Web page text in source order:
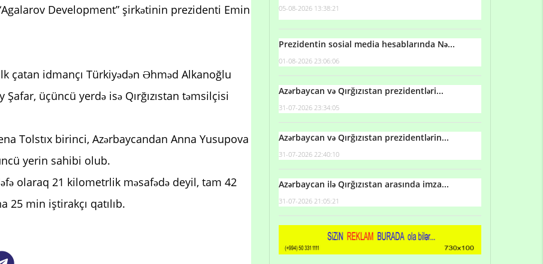
Development” şirkətinin prezidenti Emin
çatan idmançı Türkiyədən Əhməd Alkanoğlu
üçüncü yerdə isə Qırğızıstan təmsilçisi
Tolstıx birinci, Azərbaycandan Anna Yusupova
yerin sahibi olub.
olaraq 21 kilometrlik məsafədə deyil, tam 42
min iştirakçı qatılıb.
05-08-2026 13:38:21
Prezidentin sosial media hesablarında Nə...
01-08-2026 23:06:06
Azərbaycan və Qırğızıstan prezidentləri...
31-07-2026 23:34:05
Azərbaycan və Qırğızıstan prezidentlərin...
31-07-2026 22:40:10
Azərbaycan ilə Qırğızıstan arasında imza...
31-07-2026 21:05:21